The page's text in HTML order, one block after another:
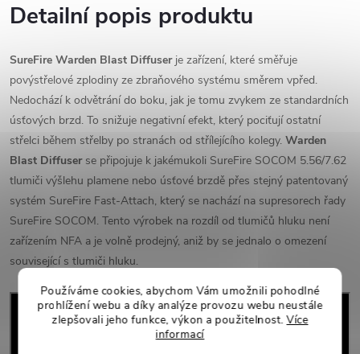
Používáme cookies, abychom Vám umožnili pohodlné
prohlížení webu a díky analýze provozu webu neustále
zlepšovali jeho funkce, výkon a použitelnost.Více
informací
Detailní popis produktu
SureFire Warden Blast Diffuser je zařízení, které směřuje
povýstřelové zplodiny ze zbraňového systému směrem vpřed.
Nedochází k odvětrání do boku, jak je tomu zvykem ze standardních
úsťových brzd. To snižuje negativní efekt, který pociťují ostatní
střelci během střelby po stranách od střílejícího kolegy. Warden
Blast Diffuserse připojuje k jakémukoli SureFire SOCOM 5.56/7.62
tlumiči výšlehu plamene nebo úsťové brzdě přes stejný patentovaný
systém SureFire Fast-Attach, který se nachází na supresorech řady
SureFire SOCOM. Tento výrobek na rozdíl od tlumičů hluku není
zařízením NFA a je volně prodejný, aniž by se jednalo o omezení
související s tlumiči hluku.